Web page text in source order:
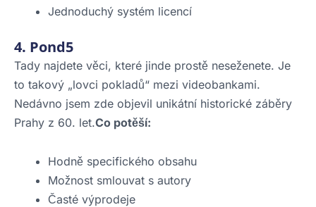
Jednoduchý systém licencí
4. Pond5
Tady najdete věci, které jinde prostě neseženete. Je
to takový „lovci pokladů“ mezi videobankami.
Nedávno jsem zde objevil unikátní historické záběry
Prahy z 60. let.Co potěší:
Hodně specifického obsahu
Možnost smlouvat s autory
Časté výprodeje